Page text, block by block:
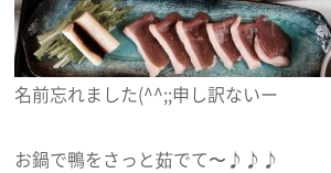
名前忘れました(^^;;申し訳ないー
お鍋で鴨をさっと茹でて〜♪♪♪